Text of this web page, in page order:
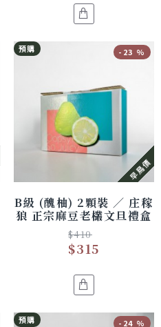
預購
早鳥價
-23 %
B級 (醜柚) 2顆裝 ／ 庄稼
狼 正宗麻豆老欉文旦禮盒
$315
$410
預購 -24 %